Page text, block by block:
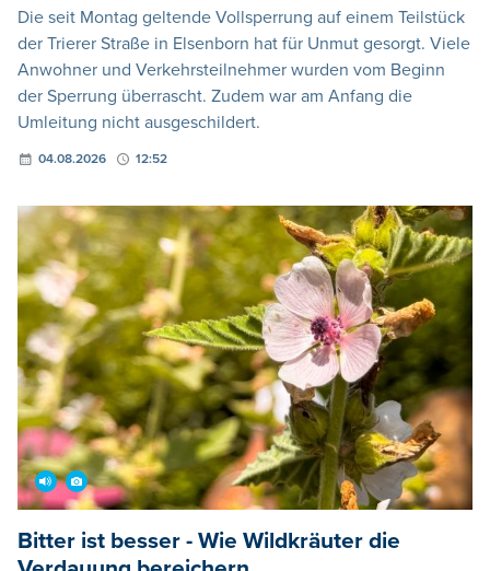
Die seit Montag geltende Vollsperrung auf einem Teilstück
der Trierer Straße in Elsenborn hat für Unmut gesorgt. Viele
Anwohner und Verkehrsteilnehmer wurden vom Beginn
der Sperrung überrascht. Zudem war am Anfang die
Umleitung nicht ausgeschildert.
04.08.2026 12:52
Bitter ist besser - Wie Wildkräuter die